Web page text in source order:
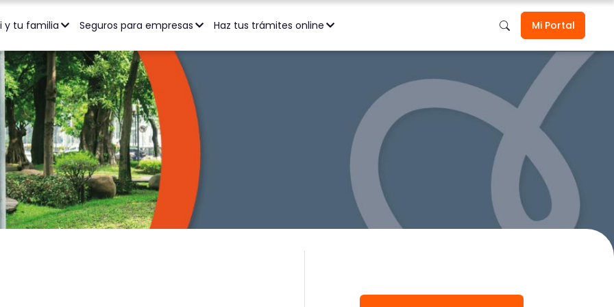
y tu familia Seguros para empresas Haz tus trámites online Mi Portal
los seguros aquí
Salud y Dental Seguro de Vida Seguro de Accidentes Personales